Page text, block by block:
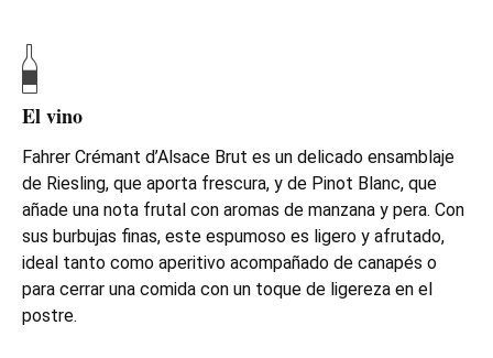
El vino
Fahrer Crémant d’Alsace Brut es un delicado ensamblaje
de Riesling, que aporta frescura, y de Pinot Blanc, que
añade una nota frutal con aromas de manzana y pera. Con
sus burbujas finas, este espumoso es ligero y afrutado,
ideal tanto como aperitivo acompañado de canapés o
para cerrar una comida con un toque de ligereza en el
postre.